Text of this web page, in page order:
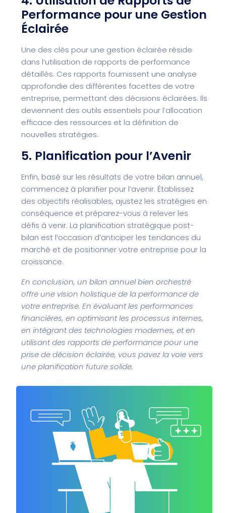
Performance pour une Gestion
Éclairée
Une des clés pour une gestion éclairée réside
dans l’utilisation de rapports de performance
détaillés. Ces rapports fournissent une analyse
approfondie des différentes facettes de votre
entreprise, permettant des décisions éclairées. Ils
deviennent des outils essentiels pour l’allocation
efficace des ressources et la définition de
nouvelles stratégies.
5. Planification pour l’Avenir
Enfin, basé sur les résultats de votre bilan annuel,
commencez à planifier pour l’avenir. Établissez
des objectifs réalisables, ajustez les stratégies en
conséquence et préparez-vous à relever les
défis à venir. La planification stratégique post-
bilan est l’occasion d’anticiper les tendances du
marché et de positionner votre entreprise pour la
croissance.
En conclusion, un bilan annuel bien orchestré
offre une vision holistique de la performance de
votre entreprise. En évaluant les performances
financières, en optimisant les processus internes,
en intégrant des technologies modernes, et en
utilisant des rapports de performance pour une
prise de décision éclairée, vous pavez la voie vers
une planification future solide.